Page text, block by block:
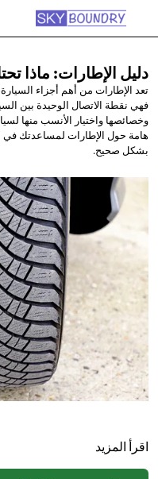
دليل الإطارات: ماذا
تعد الإطارات من أهم أجزاء
فهي نقطة الاتصال الوحيدة بين
وخصائصها واختيار الأنسب منها
هامة حول الإطارات لمساعدتك في
بشكل صحيح.
اقرأ المزيد